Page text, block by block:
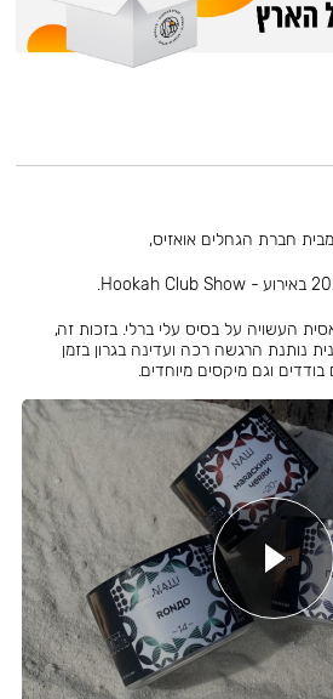
העשויה על בסיס עלי ברלי. בזכות זה,
נותנת הרגשה רכה ועדינה בגרון בזמן
וגם מיקסים מיוחדים.